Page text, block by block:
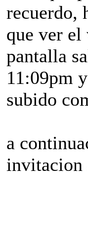
recuerdo,
que ver el
pantalla
11:09pm
subido
a
invitacion